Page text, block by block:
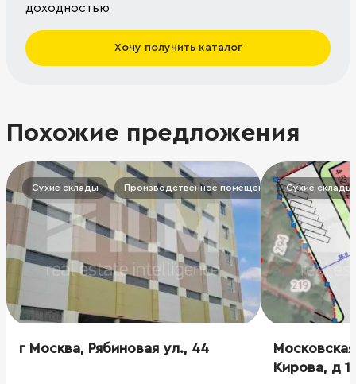
доходностью
Хочу получить каталог
Похожие предложения
Сухие склады Производственное помещение/комплекс
г Москва, Рябиновая ул., 44
Сухие склады
Кирова, д